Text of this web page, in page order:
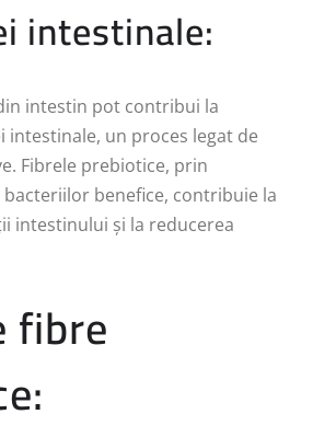
intestinale:
intestin pot contribui la
un proces legat de
Fibrele prebiotice, prin
benefice, contribuie la
intestinului și la reducerea
fibre